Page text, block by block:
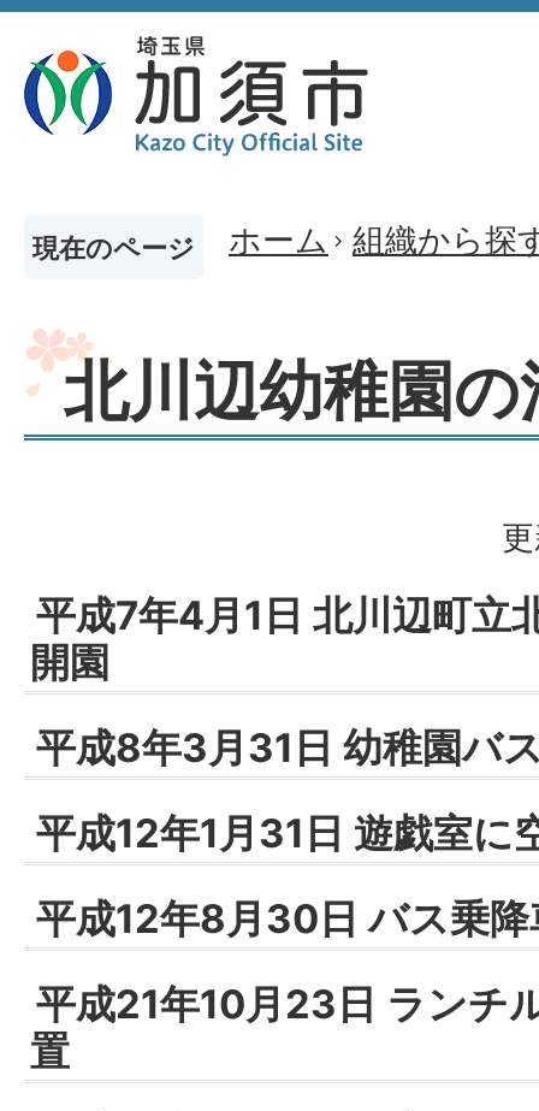
現在のページ ホーム 組織から探
北川辺幼稚園の
平成7年4月1日 北川辺町立
開園
平成8年3月31日 幼稚園バ
平成12年1月31日 遊戯室に
平成12年8月30日 バス乗
平成21年10月23日 ランチ
置